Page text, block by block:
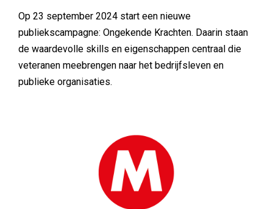
Op 23 september 2024 start een nieuwe
publiekscampagne: Ongekende Krachten. Daarin staan
de waardevolle skills en eigenschappen centraal die
veteranen meebrengen naar het bedrijfsleven en
publieke organisaties.